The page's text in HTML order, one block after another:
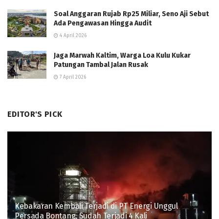
Soal Anggaran Rujab Rp25 Miliar, Seno Aji Sebut
Ada Pengawasan Hingga Audit
4 April 2026
Jaga Marwah Kaltim, Warga Loa Kulu Kukar
Patungan Tambal Jalan Rusak
7 April 2026
EDITOR'S PICK
Kebakaran Kembali Terjadi di PT Energi Unggul
Persada Bontang, Sudah Terjadi 4 Kali